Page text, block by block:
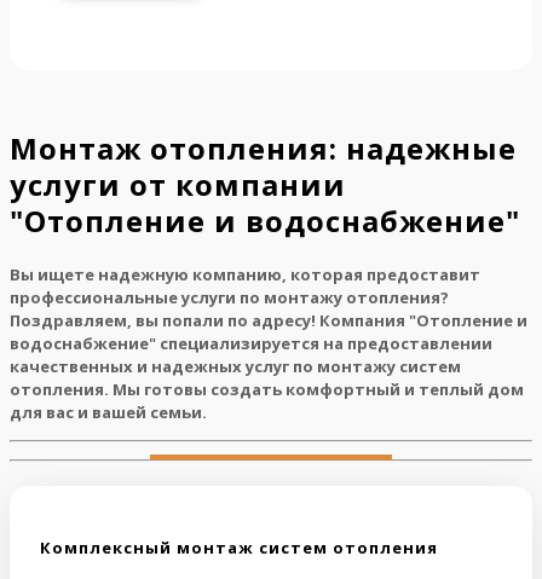
Монтаж отопления: надежные
услуги от компании
"Отопление и водоснабжение"
Вы ищете надежную компанию, которая предоставит
профессиональные услуги по монтажу отопления?
Поздравляем, вы попали по адресу! Компания "Отопление и
водоснабжение" специализируется на предоставлении
качественных и надежных услуг по монтажу систем
отопления. Мы готовы создать комфортный и теплый дом
для вас и вашей семьи.
Комплексный монтаж систем отопления